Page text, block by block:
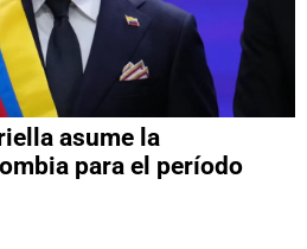
asume la
para el período